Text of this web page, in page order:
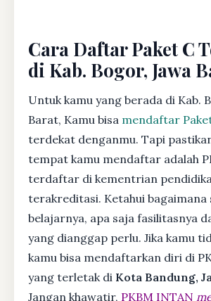
Cara Daftar Paket C
di Kab. Bogor, Jawa
Untuk kamu yang berada di Kab.
Barat, Kamu bisa mendaftar
terdekat denganmu. Tapi
tempat kamu mendaftar adalah
terdaftar di kementrian
terakreditasi. Ketahui bagaimana
belajarnya, apa saja fasilitasnya
yang dianggap perlu. Jika kamu
kamu bisa mendaftarkan diri di
yang terletak di Kota Bandung,
Jangan khawatir, PKBM INTAN